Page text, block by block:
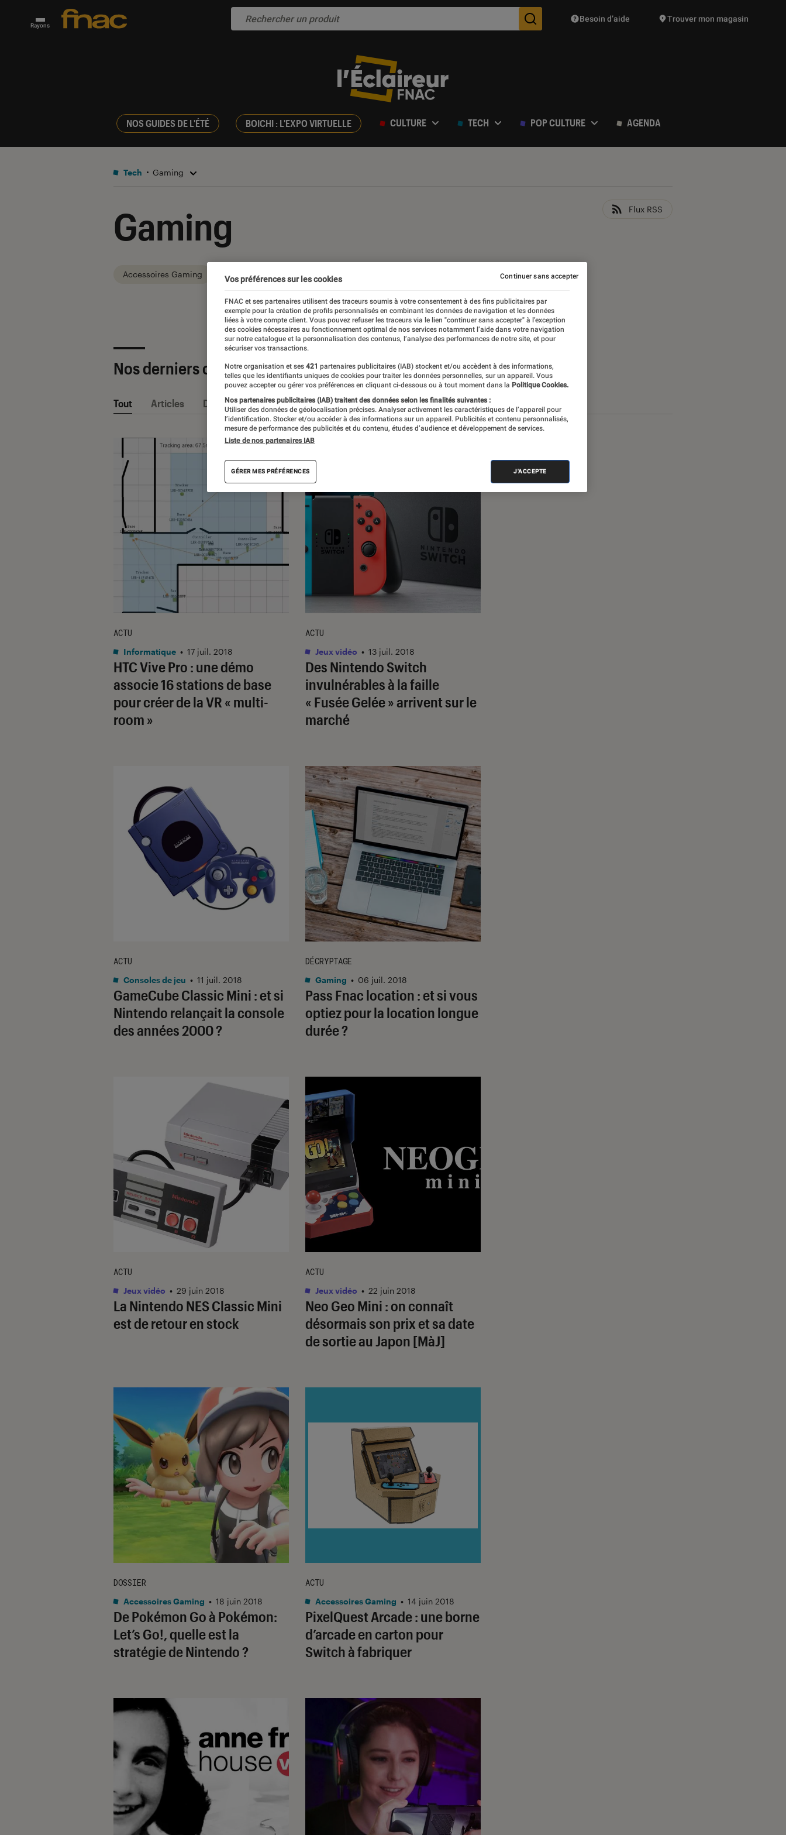
Rayons Des suggestions de produits vont vous être proposées
Besoin d’aide Trouver mon magasin
NOS GUIDES DE L'ÉTÉ BOICHI : L'EXPO VIRTUELLE CULTURE TECH POP CULTURE AGENDA
Tech Gaming
Gaming Flux RSS
Accessoires Gaming Consoles de jeu Réalité virtuelle
Nos derniers contenus
Tout Articles Dossiers Sélections et guides Tests Playlists Produits
HTC Vive Pro : une démo
associe 16 stations de base
pour créer de la VR « multi-
room »
ACTU
Informatique • 17 juil. 2018
Des Nintendo Switch
invulnérables à la faille
« Fusée Gelée » arrivent sur le
marché
ACTU
Jeux vidéo • 13 juil. 2018
GameCube Classic Mini : et si
Nintendo relançait la console
des années 2000 ?
ACTU
Consoles de jeu • 11 juil. 2018
Pass Fnac location : et si vous
optiez pour la location longue
durée ?
DÉCRYPTAGE
Gaming • 06 juil. 2018
La Nintendo NES Classic Mini
est de retour en stock
ACTU
Jeux vidéo • 29 juin 2018
Neo Geo Mini : on connaît
désormais son prix et sa date
de sortie au Japon [MàJ]
ACTU
Jeux vidéo • 22 juin 2018
De Pokémon Go à Pokémon:
Let’s Go!, quelle est la
stratégie de Nintendo ?
DOSSIER
Accessoires Gaming • 18 juin 2018
PixelQuest Arcade : une borne
d’arcade en carton pour
Switch à fabriquer
ACTU
Accessoires Gaming • 14 juin 2018
Vos préférences sur les cookies
FNAC et ses partenaires utilisent des traceurs soumis à votre consentement à des fins publicitaires par
exemple pour la création de profils personnalisés en combinant les données de navigation et les données
liées à votre compte client. Vous pouvez refuser les traceurs via le lien "continuer sans accepter" à l’exception
des cookies nécessaires au fonctionnement optimal de nos services notamment l’aide dans votre navigation
sur notre catalogue et la personnalisation des contenus, l’analyse des performances de notre site, et pour
sécuriser vos transactions.
Notre organisation et ses 421 partenaires publicitaires (IAB) stockent et/ou accèdent à des informations,
telles que les identifiants uniques de cookies pour traiter les données personnelles, sur un appareil. Vous
pouvez accepter ou gérer vos préférences en cliquant ci-dessous ou à tout moment dans la Politique Cookies.
Nos partenaires publicitaires (IAB) traitent des données selon les finalités suivantes :
Utiliser des données de géolocalisation précises. Analyser activement les caractéristiques de l’appareil pour
l’identification. Stocker et/ou accéder à des informations sur un appareil. Publicités et contenu personnalisés,
mesure de performance des publicités et du contenu, études d’audience et développement de services.
Liste de nos partenaires IAB
GÉRER MES PRÉFÉRENCES J'ACCEPTE
Continuer sans accepter